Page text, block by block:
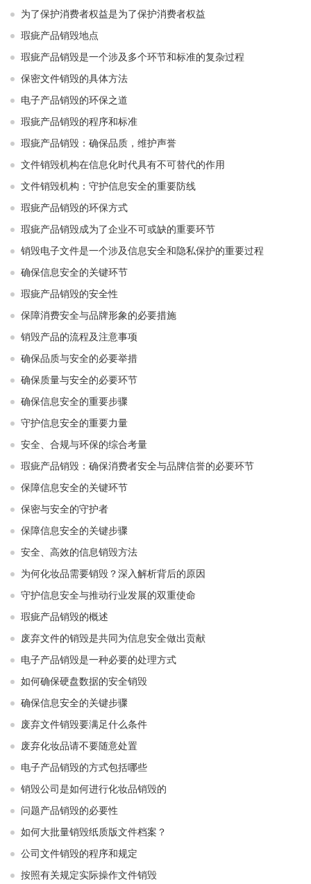
为了保护消费者权益是为了保护消费者权益
瑕疵产品销毁地点
瑕疵产品销毁是一个涉及多个环节和标准的复杂过程
保密文件销毁的具体方法
电子产品销毁的环保之道
瑕疵产品销毁的程序和标准
瑕疵产品销毁：确保品质，维护声誉
文件销毁机构在信息化时代具有不可替代的作用
文件销毁机构：守护信息安全的重要防线
瑕疵产品销毁的环保方式
瑕疵产品销毁成为了企业不可或缺的重要环节
销毁电子文件是一个涉及信息安全和隐私保护的重要过程
确保信息安全的关键环节
瑕疵产品销毁的安全性
保障消费安全与品牌形象的必要措施
销毁产品的流程及注意事项
确保品质与安全的必要举措
确保质量与安全的必要环节
确保信息安全的重要步骤
守护信息安全的重要力量
安全、合规与环保的综合考量
瑕疵产品销毁：确保消费者安全与品牌信誉的必要环节
保障信息安全的关键环节
保密与安全的守护者
保障信息安全的关键步骤
安全、高效的信息销毁方法
为何化妆品需要销毁？深入解析背后的原因
守护信息安全与推动行业发展的双重使命
瑕疵产品销毁的概述
废弃文件的销毁是共同为信息安全做出贡献
电子产品销毁是一种必要的处理方式
如何确保硬盘数据的安全销毁
确保信息安全的关键步骤
废弃文件销毁要满足什么条件
废弃化妆品请不要随意处置
电子产品销毁的方式包括哪些
销毁公司是如何进行化妆品销毁的
问题产品销毁的必要性
如何大批量销毁纸质版文件档案？
公司文件销毁的程序和规定
按照有关规定实际操作文件销毁